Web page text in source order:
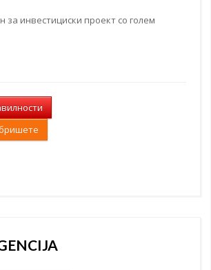
за инвестициски проект со голем